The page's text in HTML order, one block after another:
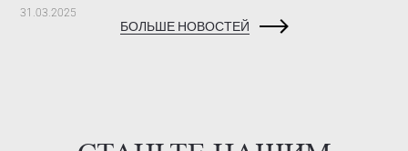
31.03.2025
БОЛЬШЕ НОВОСТЕЙ